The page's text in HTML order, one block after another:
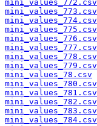
mini_values_772.csv
mini_values_773.csv
mini_values_774.csv
mini_values_775.csv
mini_values_776.csv
mini_values_777.csv
mini_values_778.csv
mini_values_779.csv
mini_values_78.csv
mini_values_780.csv
mini_values_781.csv
mini_values_782.csv
mini_values_783.csv
mini_values_784.csv